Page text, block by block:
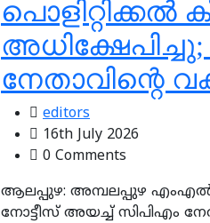
പൊളിറ്റിക്കല്‍
നേതാവിന്റെ
editors
16th July 2026
0 Comments
ആലപ്പുഴ: അമ്പലപ്പുഴ
നോട്ടീസ് അയച്ച് സിപിഎം